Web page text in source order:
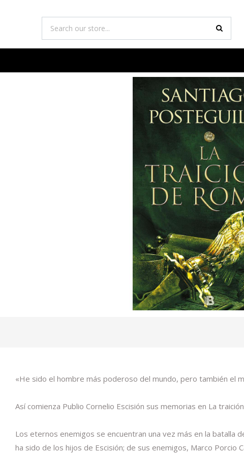
«He sido el hombre más poderoso del mundo, pero también el
Así comienza Publio Cornelio Escisión sus memorias en La
Los eternos enemigos se encuentran una vez más en la batalla
ha sido de los hijos de Escisión; de sus enemigos, Marco